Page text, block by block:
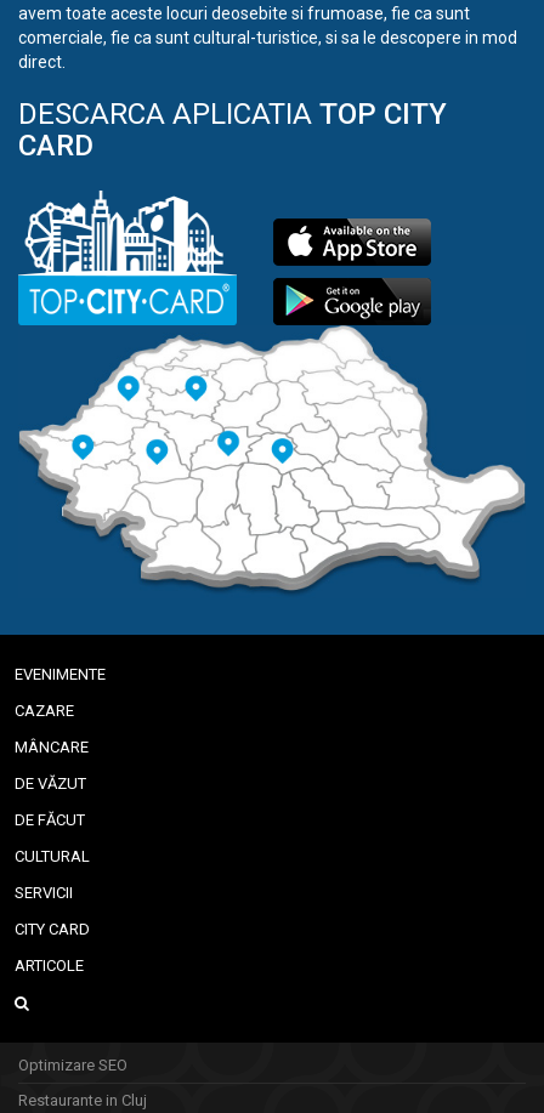
avem toate aceste locuri deosebite si frumoase, fie ca sunt
comerciale, fie ca sunt cultural-turistice, si sa le descopere in mod
direct.
DESCARCA APLICATIA TOP CITY
CARD
EVENIMENTE
CAZARE
MÂNCARE
DE VĂZUT
DE FĂCUT
CULTURAL
SERVICII
CITY CARD
ARTICOLE
Optimizare SEO
Restaurante in Cluj